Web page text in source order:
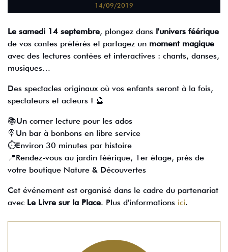
14/09/2019
Le samedi 14 septembre, plongez dans l'univers féérique
de vos contes préférés et partagez un moment magique
avec des lectures contées et interactives : chants, danses,
musiques…
Des spectacles originaux où vos enfants seront à la fois,
spectateurs et acteurs ! 🔮
📚Un corner lecture pour les ados
🍭Un bar à bonbons en libre service
⏱Environ 30 minutes par histoire
📍Rendez-vous au jardin féérique, 1er étage, près de
votre boutique Nature & Découvertes
Cet événement est organisé dans le cadre du partenariat
avec Le Livre sur la Place. Plus d'informations ici.